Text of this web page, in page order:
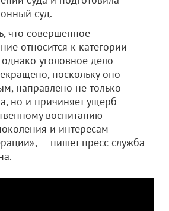
суд.
что совершенное
относится к категории
уголовное дело
поскольку оно
направлено не только
но и причиняет ущерб
воспитанию
и интересам
— пишет пресс-служба